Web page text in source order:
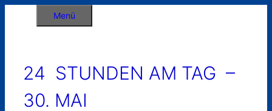
Menü
24 STUNDEN AM TAG –
30. MAI